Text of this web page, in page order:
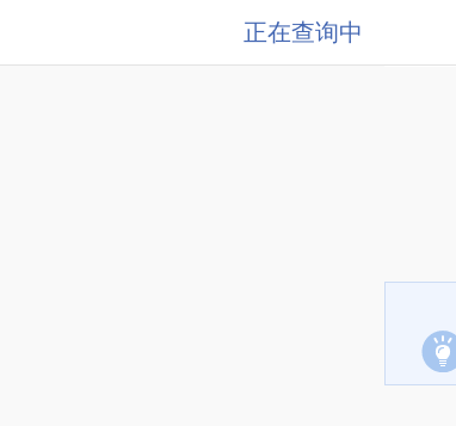
正在查询中